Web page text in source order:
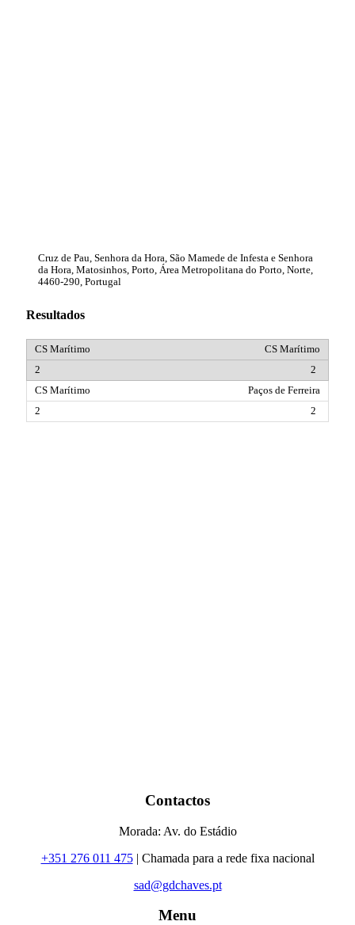
Cruz de Pau, Senhora da Hora, São Mamede de Infesta e Senhora
da Hora, Matosinhos, Porto, Área Metropolitana do Porto, Norte,
4460-290, Portugal
Resultados
CS Marítimo
2
Paços de Ferreira
2
Contactos
Morada: Av. do Estádio
+351 276 011 475| Chamada para a rede fixa nacional
sad@gdchaves.pt
Menu